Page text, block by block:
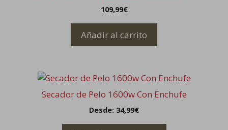
109,99€
Añadir al carrito
Secador de Pelo 1600w Con Enchufe
Desde: 34,99€
producto